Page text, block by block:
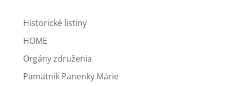
Historické listiny
HOME
Orgány združenia
Pamätník Panenky Márie